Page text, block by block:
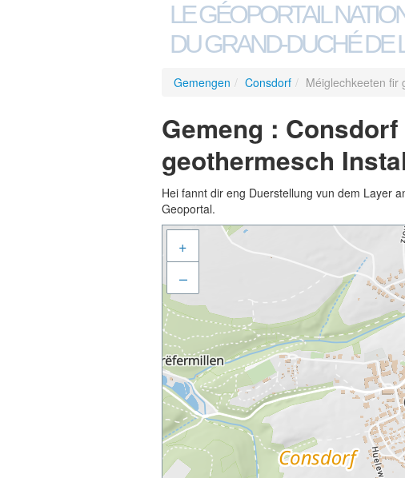
LE GÉOPORTAIL
DU GRAND-DUCHÉ DE
Gemengen / Consdorf / Méiglechkeeten fir
Gemeng :
geothermesch
Hei fannt dir eng Duerstellung vun dem Layer
Geoportal.
+
–